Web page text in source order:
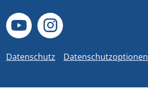
Datenschutz Datenschutzoptionen